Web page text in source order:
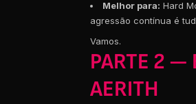
Melhor para: Hard
agressão contínua é
Vamos.
PARTE 2 —
AERITH